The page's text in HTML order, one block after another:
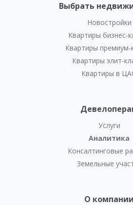
Выбрать
Новостройки
Квартиры бизнес-
Квартиры премиум-
Квартиры элит-
Квартиры в
Услуги
Аналитика
Консалтинговые
Земельные
О компании